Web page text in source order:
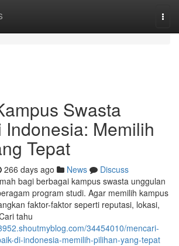
Swasta
Indonesia: Memilih
Tepat
266 days ago News
Discuss
bagi berbagai kampus swasta unggulan
program studi. Agar memilih kampus
faktor-faktor seperti reputasi, lokasi,
tahu
34454010/mencari-
di-indonesia-memilih-pilihan-yang-tepat